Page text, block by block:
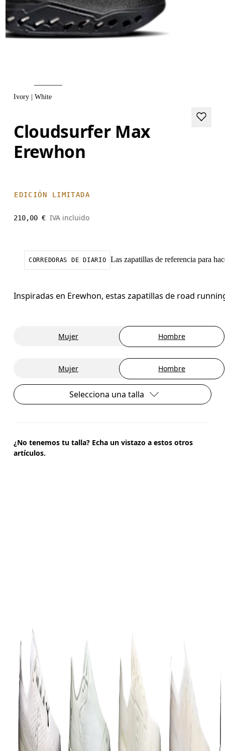
Ivory | White
Cloudsurfer Max
Erewhon
EDICIÓN LIMITADA
210,00 € IVA incluido
CORREDORAS DE DIARIO Las zapatillas de referencia para
Inspiradas en Erewhon, estas zapatillas de road
Mujer Hombre
Mujer Hombre
Selecciona una talla
¿No tenemos tu talla? Echa un vistazo a estos otros
artículos.